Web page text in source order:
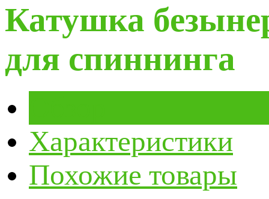
Катушка
для спиннинга
Характеристики
Похожие товары